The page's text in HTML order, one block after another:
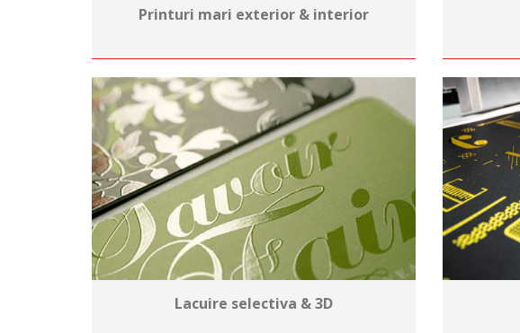
Printuri mari exterior & interior
Lacuire selectiva & 3D